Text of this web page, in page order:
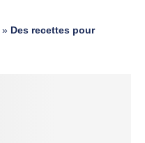
» Des recettes pour